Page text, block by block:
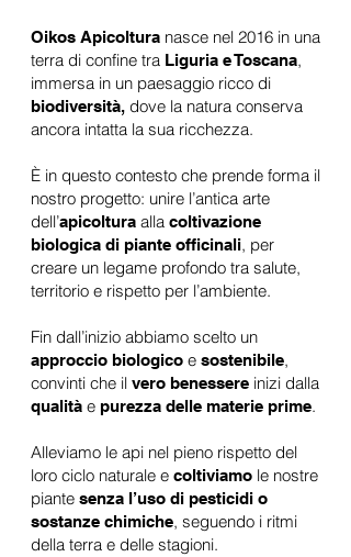
Oikos Apicoltura nasce nel 2016 in una
terra di confine tra Liguria e Toscana,
immersa in un paesaggio ricco di
biodiversità, dove la natura conserva
ancora intatta la sua ricchezza.
È in questo contesto che prende forma il
nostro progetto: unire l’antica arte
dell’apicoltura alla coltivazione
biologica di piante officinali, per
creare un legame profondo tra salute,
territorio e rispetto per l’ambiente.
Fin dall’inizio abbiamo scelto un
approccio biologico e sostenibile,
convinti che il vero benessere inizi dalla
qualità e purezza delle materie prime.
Alleviamo le api nel pieno rispetto del
loro ciclo naturale e coltiviamo le nostre
piante senza l’uso di pesticidi o
sostanze chimiche, seguendo i ritmi
della terra e delle stagioni.